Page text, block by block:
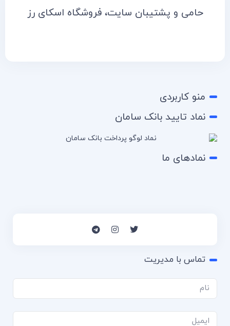
حامی و پشتیبان سایت، فروشگاه اسکای رز
منو کاربردی
نماد تایید بانک سامان
نمادهای ما
تماس با مدیریت